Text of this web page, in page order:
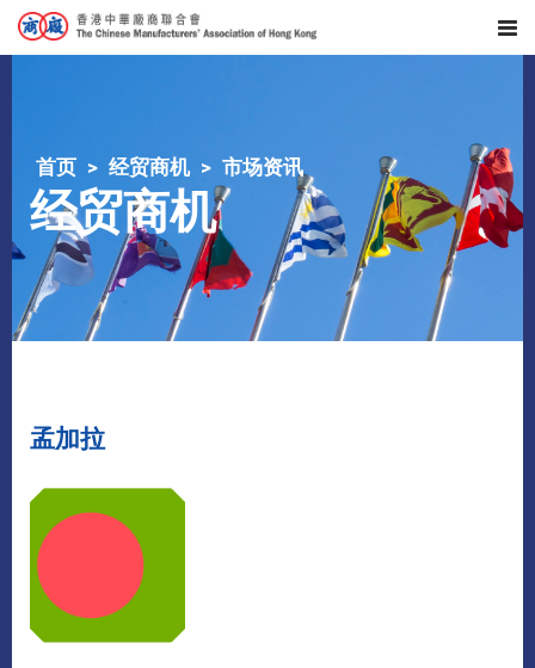
首页 经贸商机 市场资讯
经贸商机
孟加拉